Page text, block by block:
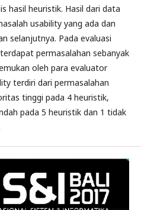
hasil heuristik. Hasil dari data
usability yang ada dan
selanjutnya. Pada evaluasi
permasalahan sebanyak
oleh para evaluator
terdiri dari permasalahan
tinggi pada 4 heuristik,
pada 5 heuristik dan 1 tidak